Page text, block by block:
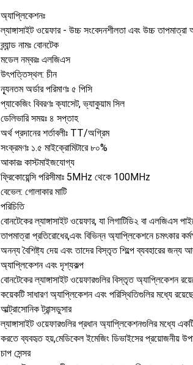
অ্যাপ্লিকেশনঃ
ল্যাঙ্গাসাইট ওয়েফার - উচ্চ সংবেদনশীলতা এবং উচ্চ
ব্র্যান্ড নামঃ বোনটেক
মডেল নম্বরঃ এলজিএস
উৎপত্তিস্থল: চীন
ন্যূনতম অর্ডার পরিমাণঃ ৫ পিসি
প্যাকেজিং বিবরণঃ ক্যাসেট, ভ্যাকুয়াম সিল
ডেলিভারি সময়ঃ ৪ সপ্তাহ
অর্থ প্রদানের শর্তাবলীঃ TT/অগ্রিম
সংক্রমণঃ ১.৫ মাইক্রোমিটারে ৮০%
আকারঃ কাস্টমাইজযোগ্য
ফ্রিকোয়েন্সি পরিসীমাঃ 5MHz থেকে 100MHz
বেভেল: গোলাকার মাটি
পরিচিতি
বোনটেকের ল্যাঙ্গাসাইট ওয়েফার, যা লিগাটিডি২ বা
তাপমাত্রা প্রতিরোধের,এবং বিভিন্ন অ্যাপ্লিকেশনে চমৎকার
অনন্য বৈশিষ্ট্য দেয় এবং তাদের বিস্তৃত শিল্পে ব্যবহারের জন্য
অ্যাপ্লিকেশন এবং দৃশ্যকল্প
বোনটেকের ল্যাঙ্গাসাইট ওয়েফারগুলির বিস্তৃত অ্যাপ্লিকেশন
কয়েকটি সাধারণ অ্যাপ্লিকেশন এবং পরিস্থিতিগুলির মধ্যে
আল্ট্রাসোনিক ট্রান্সডুসার
ল্যাঙ্গাসাইট ওয়েফারগুলির প্রধান অ্যাপ্লিকেশনগুলির মধ্যে
করতে ব্যবহৃত হয়,মেডিকেল ইমেজিং ডিভাইসের প্রয়োজনীয়
চাপ সেন্সর